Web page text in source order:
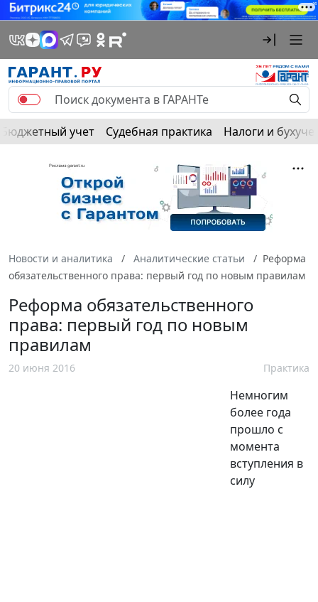
Бюджетный учет Судебная практика Налоги и
Новости и аналитика Аналитические статьи
Реформа
обязательственного права: первый год по новым правилам
Реформа обязательственного
права: первый год по новым
правилам
20 июня 2016 Практика
Немногим
более года
прошло с
момента
вступления в
силу